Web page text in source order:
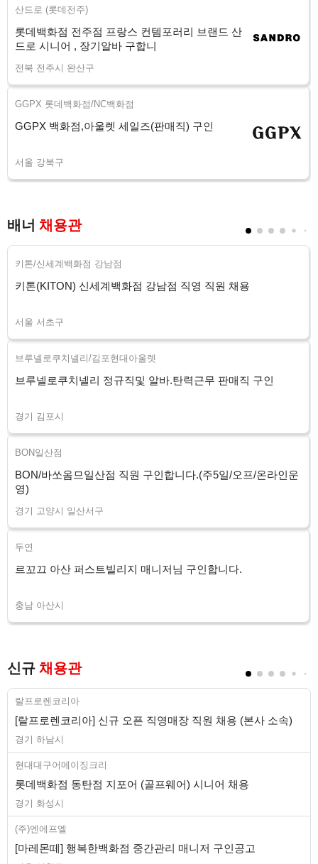
산드로 (롯데전주)
롯데백화점 전주점 프랑스 컨템포러리 브랜드 산
드로 시니어 , 장기알바 구합니
전북 전주시 완산구
GGPX 롯데백화점/NC백화점
GGPX 백화점,아울렛 세일즈(판매직) 구인
서울 강북구
배너 채용관
키톤/신세계백화점 강남점
키톤(KITON) 신세계백화점 강남점 직영 직원 채용
서울 서초구
브루넬로쿠치넬리/김포현대아울렛
브루넬로쿠치넬리 정규직및 알바.탄력근무 판매직 구인
경기 김포시
BON일산점
BON/바쏘옴므일산점 직원 구인합니다.(주5일/오프/온라인운
영)
경기 고양시 일산서구
두연
르꼬끄 아산 퍼스트빌리지 매니저님 구인합니다.
충남 아산시
신규 채용관
랄프로렌코리아
[랄프로렌코리아] 신규 오픈 직영매장 직원 채용 (본사 소속)
경기 하남시
현대대구어메이징크리
롯데백화점 동탄점 지포어 (골프웨어) 시니어 채용
경기 화성시
(주)엔에프엘
[마레몬떼] 행복한백화점 중간관리 매니저 구인공고